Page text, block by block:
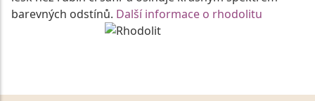
barevných odstínů. Další informace o rhodolitu